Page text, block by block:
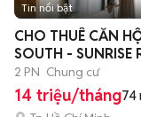
Tin nổi bật
CHO THUÊ CĂN
SOUTH - SUNRISE
2 PN Chung cư
14 triệu/tháng74